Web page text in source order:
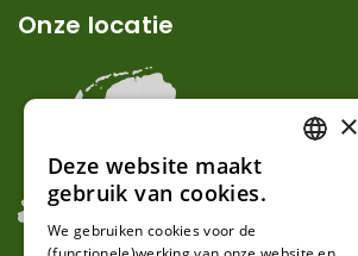
Onze locatie
×
Deze website maakt
gebruik van cookies.
We gebruiken cookies voor de